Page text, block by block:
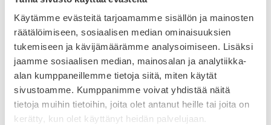
Käytämme evästeitä tarjoamamme sisällön ja mainosten
räätälöimiseen, sosiaalisen median ominaisuuksien
tukemiseen ja kävijämäärämme analysoimiseen. Lisäksi
jaamme sosiaalisen median, mainosalan ja analytiikka-
alan kumppaneillemme tietoja siitä, miten käytät
sivustoamme. Kumppanimme voivat yhdistää näitä
tietoja muihin tietoihin, joita olet antanut heille tai joita on
kerätty, kun olet käyttänyt heidän palvelujaan.
Tutustu myös